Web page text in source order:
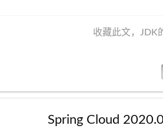
收藏此文，JDK
Spring Cloud